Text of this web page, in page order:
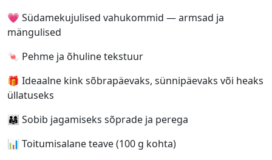
💗 Südamekujulised vahukommid — armsad ja
mängulised
🍬 Pehme ja õhuline tekstuur
🎁 Ideaalne kink sõbrapäevaks, sünnipäevaks või heaks
üllatuseks
👨‍👩‍👧 Sobib jagamiseks sõprade ja perega
📊 Toitumisalane teave (100 g kohta)